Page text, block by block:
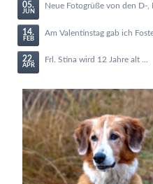
05.
JUN
Neue Fotogrüße von den D-,
14.
FEB
Am Valentinstag gab ich
22.
APR
Frl. Stina wird 12 Jahre alt ...